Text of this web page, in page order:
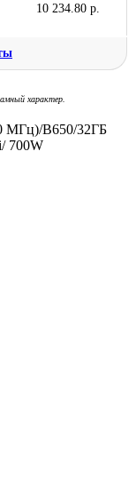
10 234.80 р.
характер.
МГц)/B650/32ГБ
700W